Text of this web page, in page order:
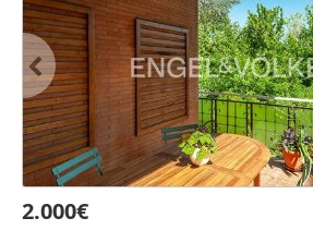
2.000€